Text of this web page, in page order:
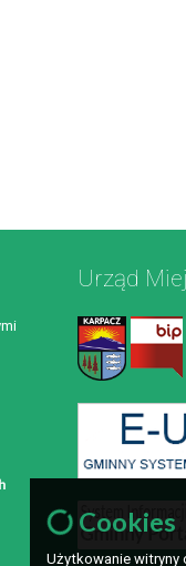
Urząd
Cookies
Użytkowanie witryny